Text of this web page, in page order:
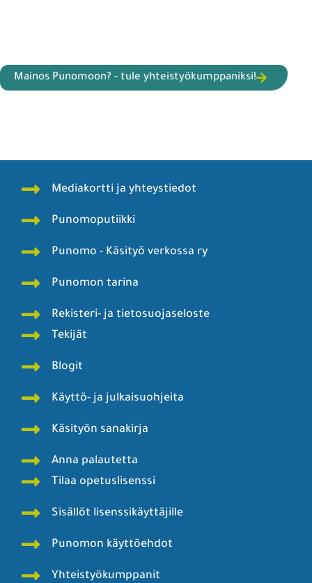
Mainos Punomoon? - tule yhteistyökumppaniksi!
Mediakortti ja yhteystiedot
Punomoputiikki
Punomo - Käsityö verkossa ry
Punomon tarina
Rekisteri- ja tietosuojaseloste
Tekijät
Blogit
Käyttö- ja julkaisuohjeita
Käsityön sanakirja
Anna palautetta
Tilaa opetuslisenssi
Sisällöt lisenssikäyttäjille
Punomon käyttöehdot
Yhteistyökumppanit